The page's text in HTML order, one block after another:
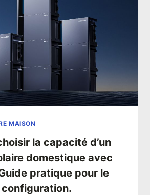
MAISON
la capacité d’un
domestique avec
pratique pour le